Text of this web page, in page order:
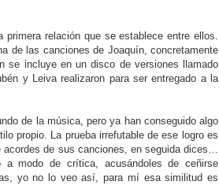
primera relación que se establece entre ellos.
de las canciones de Joaquín, concretamente
se incluye en un disco de versiones llamado
y Leiva realizaron para ser entregado a la
de la música, pero ya han conseguido algo
propio. La prueba irrefutable de ese logro es
acordes de sus canciones, en seguida dices…
modo de crítica, acusándoles de ceñirse
yo no lo veo así, para mí esa similitud es